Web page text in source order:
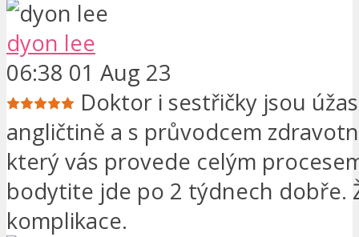
dyon lee
06:38 01 Aug 23
Doktor i sestřičky jsou
angličtině a s průvodcem
který vás provede celým
bodytite jde po 2 týdnech dobře.
komplikace.